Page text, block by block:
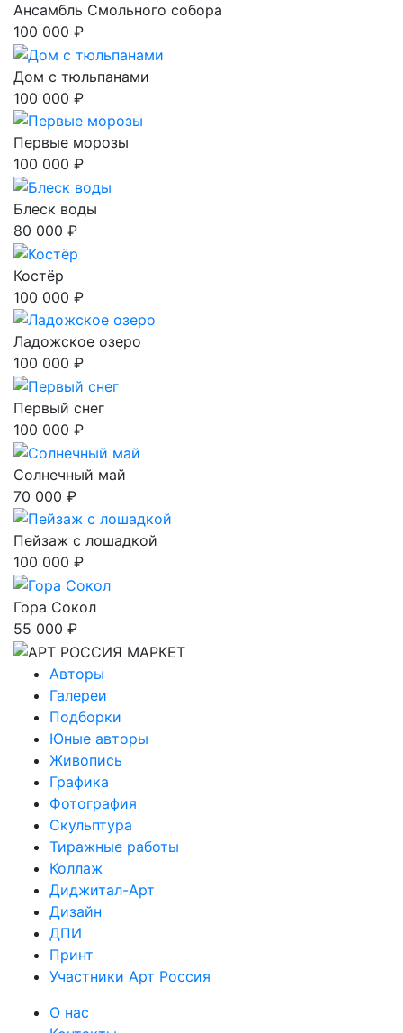
Ансамбль Смольного собора
100 000 ₽
Дом с тюльпанами
100 000 ₽
Первые морозы
100 000 ₽
Блеск воды
80 000 ₽
Костёр
100 000 ₽
Ладожское озеро
100 000 ₽
Первый снег
100 000 ₽
Солнечный май
70 000 ₽
Пейзаж с лошадкой
100 000 ₽
Гора Сокол
55 000 ₽
Авторы
Галереи
Подборки
Юные авторы
Живопись
Графика
Фотография
Скульптура
Тиражные работы
Коллаж
Диджитал-Арт
Дизайн
ДПИ
Принт
Участники Арт Россия
О нас